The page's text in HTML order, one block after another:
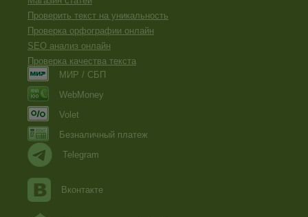
Проверить текст на уникальность
Проверка орфографии онлайн
SEO анализ онлайн
Проверка качества текста
МИР / СБП
WebMoney
Volet
Безналичный платеж
Telegram
Вконтакте